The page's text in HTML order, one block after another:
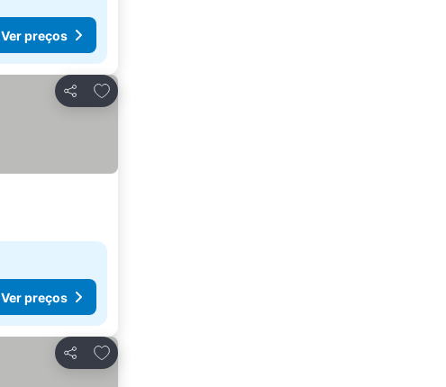
Ver preços
Partilhar
Adicionar aos favoritos
Ver preços
Partilhar
Adicionar aos favoritos